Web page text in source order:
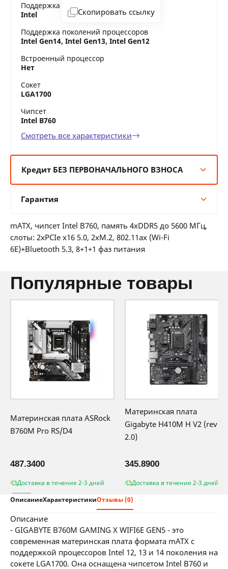
Скопировать ссылку
Поддержка процессоров
Intel
Поддержка поколений процессоров
Intel Gen14, Intel Gen13, Intel Gen12
Встроенный процессор
Нет
Сокет
LGA1700
Чипсет
Intel B760
Смотреть все характеристики
Кредит БЕЗ ПЕРВОНАЧАЛЬНОГО ВЗНОСА
12 мес:48 BYN/мес
36 мес:19 BYN/мес
Гарантия
36 месяцев официальной гарантии от
производителя
mATX, чипсет Intel B760, память 4xDDR5 до 5600 МГц,
слоты: 2xPCIe x16 5.0, 2xM.2, 802.11ax (Wi-Fi
6E)+Bluetooth 5.3, 8+1+1 фаз питания
популярные товары
Материнская плата ASRock
B760M Pro RS/D4
487.3400
Доставка в течение 2-3 дней
Материнская плата
Gigabyte H410M H V2 (rev.
2.0)
345.8900
Доставка в течение 2-3 дней
ОписаниеХарактеристикиОтзывы (0)
описание
- GIGABYTE B760M GAMING X WIFI6E GEN5 - это
современная материнская плата формата mATX с
поддержкой процессоров Intel 12, 13 и 14 поколения на
сокете LGA1700. Она оснащена чипсетом Intel B760 и